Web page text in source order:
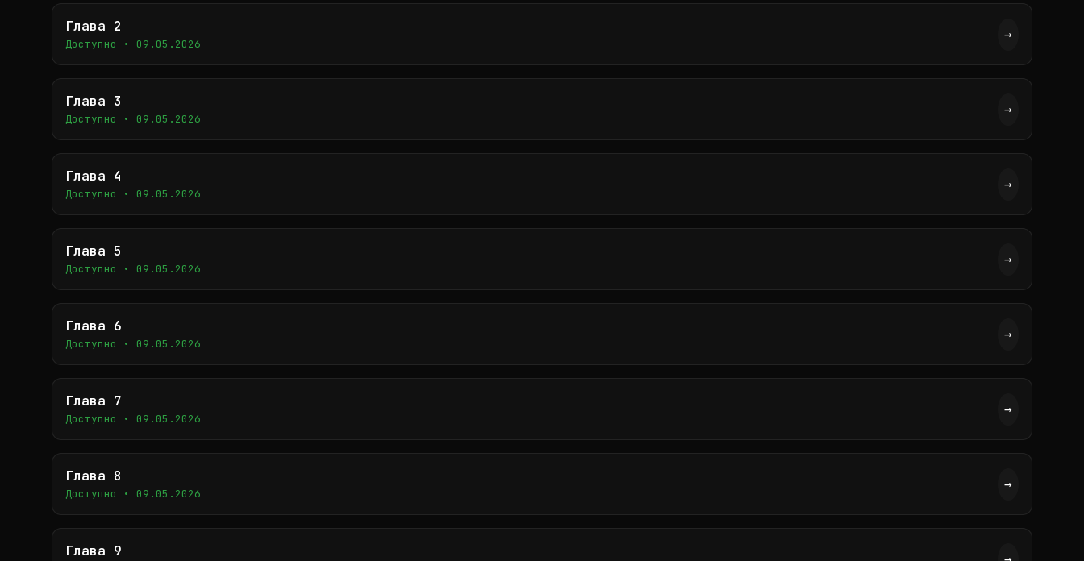
Глава 2
Доступно • 09.05.2026
→
Глава 3
Доступно • 09.05.2026
→
Глава 4
Доступно • 09.05.2026
→
Глава 5
Доступно • 09.05.2026
→
Глава 6
Доступно • 09.05.2026
→
Глава 7
Доступно • 09.05.2026
→
Глава 8
Доступно • 09.05.2026
→
Глава 9